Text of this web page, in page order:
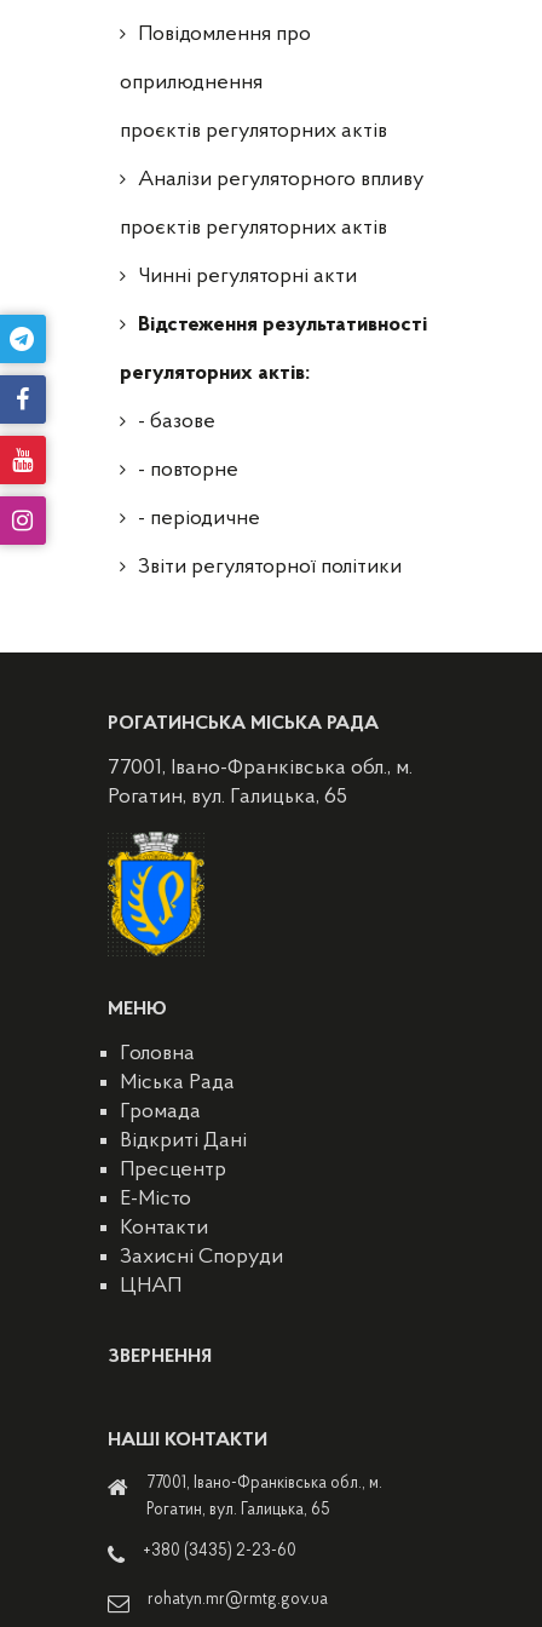
Повідомлення про
оприлюднення
проєктів регуляторних актів
Аналізи регуляторного впливу
проєктів регуляторних актів
Чинні регуляторні акти
Відстеження результативності
регуляторних актів:
- базове
- повторне
- періодичне
Звіти регуляторної політики
РОГАТИНСЬКА МІСЬКА РАДА
77001, Івано-Франківська обл., м.
Рогатин, вул. Галицька, 65
МЕНЮ
Головна
Міська Рада
Громада
Відкриті Дані
Пресцентр
E-Місто
Контакти
Захисні Споруди
ЦНАП
ЗВЕРНЕННЯ
НАШІ КОНТАКТИ
77001, Івано-Франківська обл., м.
Рогатин, вул. Галицька, 65
+380 (3435) 2-23-60
rohatyn.mr@rmtg.gov.ua